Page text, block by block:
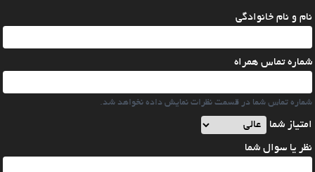
نام و نام خانوادگی
شماره تماس همراه
شماره تماس شما در قسمت نظرات نمایش داده نخواهد شد.
امتیاز شما
نظر یا سوال شما